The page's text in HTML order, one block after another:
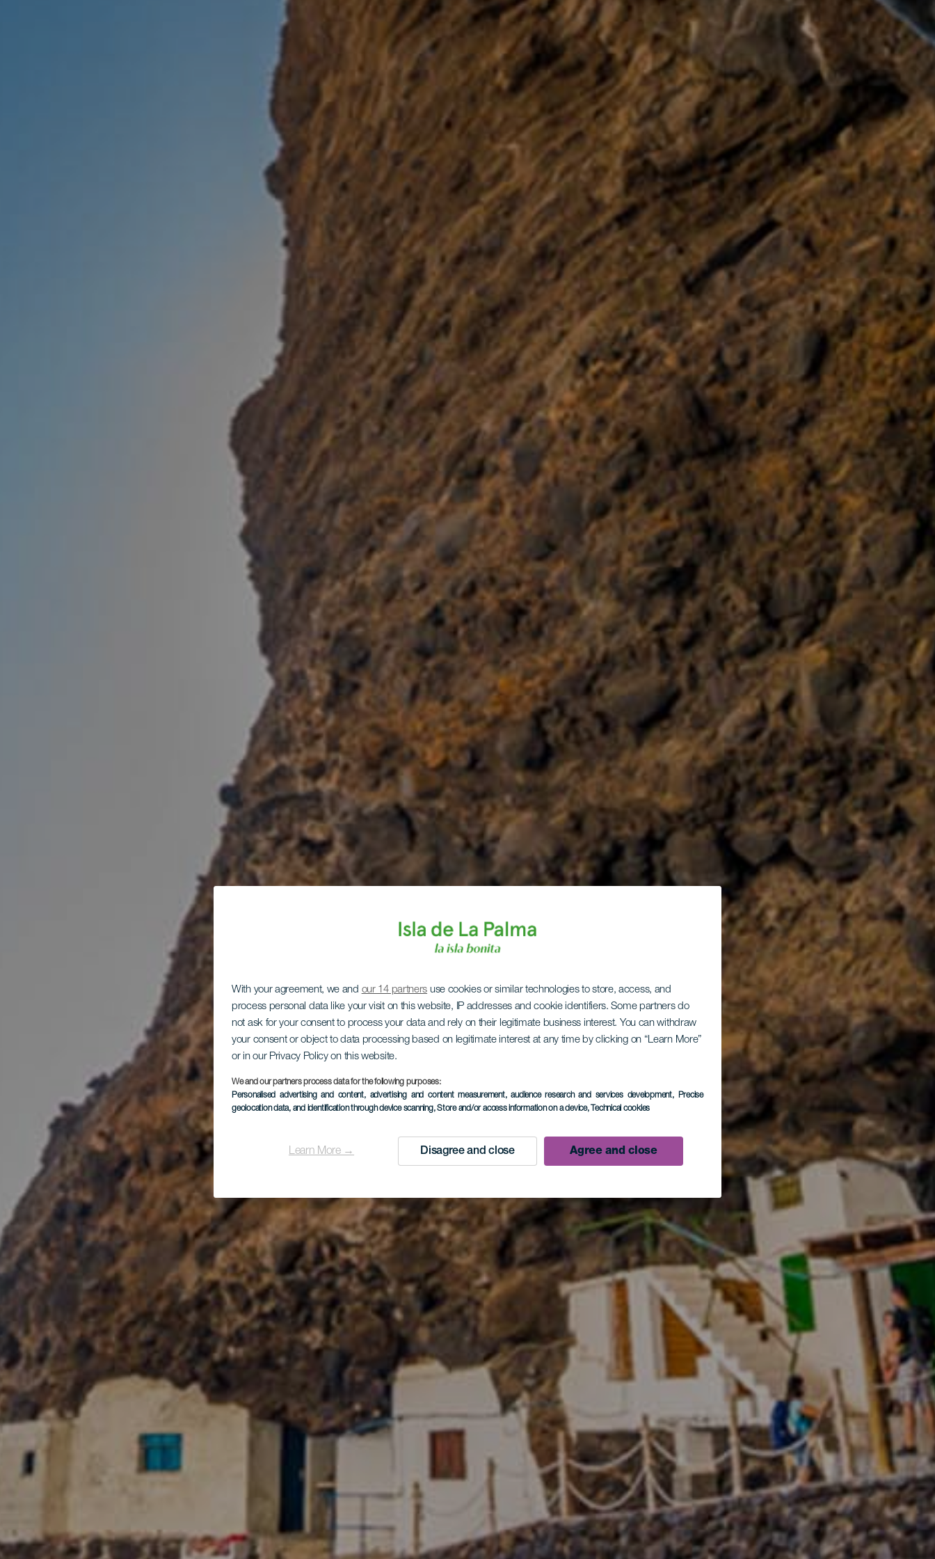
With your agreement, we and our 14 partners use cookies or similar technologies to store, access, and
process personal data like your visit on this website, IP addresses and cookie identifiers. Some partners do
not ask for your consent to process your data and rely on their legitimate business interest. You can withdraw
your consent or object to data processing based on legitimate interest at any time by clicking on “Learn More”
or in our Privacy Policy on this website.
We and our partners process data for the following purposes:
Personalised advertising and content, advertising and content measurement, audience research and services development, Precise
geolocation data, and identification through device scanning, Store and/or access information on a device, Technical cookies
Learn More → Disagree and close Agree and close